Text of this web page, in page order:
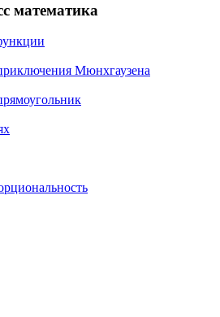
математика
Мюнхгаузена